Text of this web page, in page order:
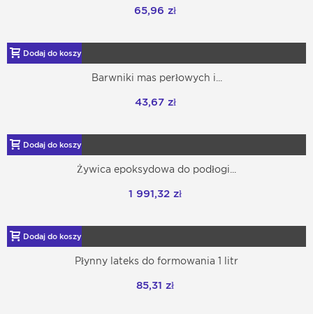
65,96 zł
Dodaj do koszyka
Barwniki mas perłowych i...
43,67 zł
Dodaj do koszyka
Żywica epoksydowa do podłogi...
1 991,32 zł
Dodaj do koszyka
Płynny lateks do formowania 1 litr
85,31 zł